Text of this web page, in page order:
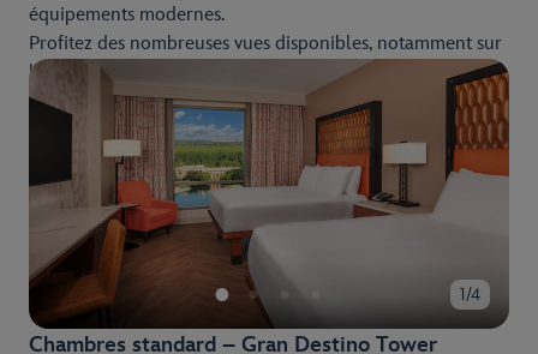
équipements modernes.
Profitez des nombreuses vues disponibles, notamment sur
le pittoresque Lago Dorado et les espaces aquatiques de
l’hôtel Disney Resort.
1/4
Chambres standard – Gran Destino Tower